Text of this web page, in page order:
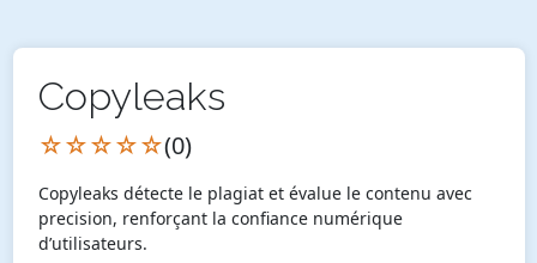
Copyleaks
☆☆☆☆☆(0)
Copyleaks détecte le plagiat et évalue le contenu avec
precision, renforçant la confiance numérique
d’utilisateurs.